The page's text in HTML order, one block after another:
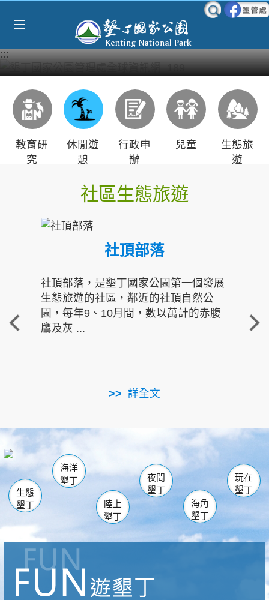
:::
教育研
究
休閒遊
憩
行政申
辦
兒童
生態旅
遊
社區生態旅遊
社頂部落
社頂部落，是墾丁國家公園第一個發展
生態旅遊的社區，鄰近的社頂自然公
園，每年9、10月間，數以萬計的赤腹
鷹及灰 ...
詳全文
重
走進
南仁湖
海生館
恆春 佳樂水
龍鑾潭自然中心 森林遊樂區
瓊麻館
關山 墾管處遊客中心
社頂公園 風吹沙
船帆石
白砂 龍磐公園
香蕉灣
砂島
鵝鑾鼻
生態
墾丁
海洋
墾丁
陸上
墾丁
夜間
墾丁
海角
墾丁
玩在
墾丁